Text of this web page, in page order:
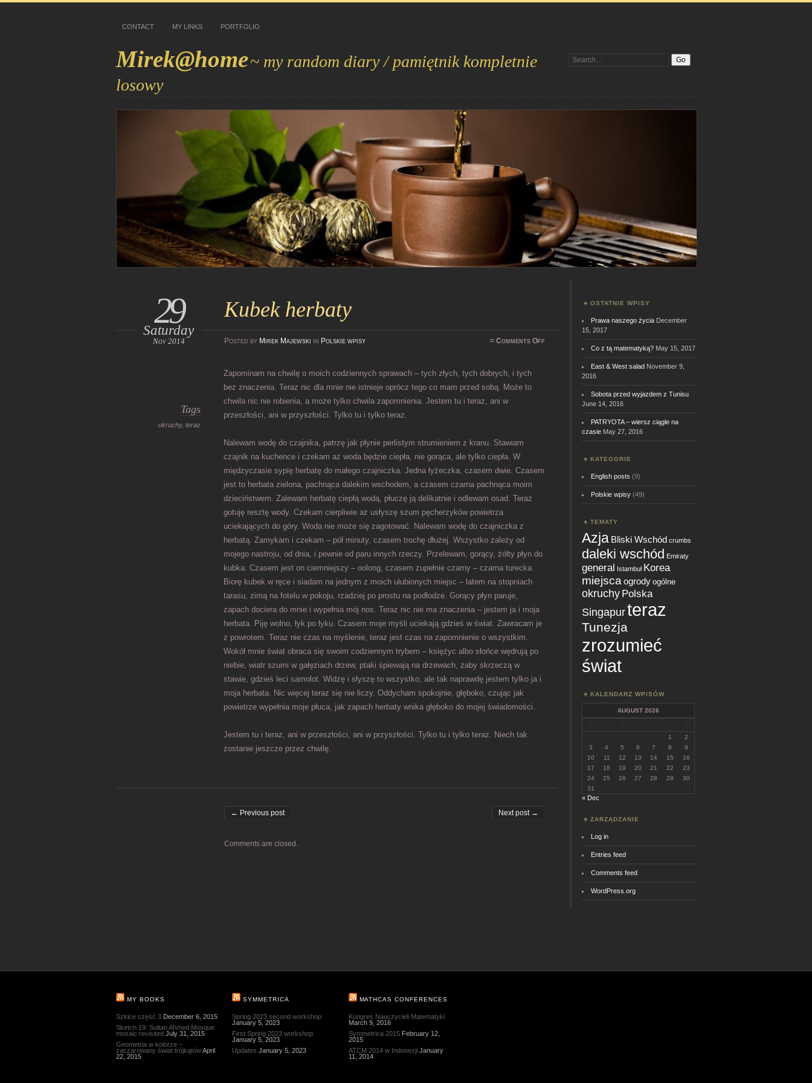
CONTACT MY LINKS PORTFOLIO
Mirek@home~ my random diary / pamiętnik kompletnie
losowy
Search:
Kubek herbaty
29
Saturday
Nov 2014 Posted by Mirek Majewski in Polskie wpisy ≈Comments Off
Tags
okruchy,teraz
Zapominam na chwilę o moich codziennych sprawach – tych złych, tych dobrych, i tych
bez znaczenia. Teraz nic dla mnie nie istnieje oprócz tego co mam przed sobą. Może to
chwila nic nie robienia, a może tylko chwila zapomnienia. Jestem tu i teraz, ani w
przeszłości, ani w przyszłości. Tylko tu i tylko teraz.
Nalewam wodę do czajnika, patrzę jak płynie perlistym strumieniem z kranu. Stawiam
czajnik na kuchence i czekam aż woda będzie ciepła, nie gorąca, ale tylko ciepła. W
międzyczasie sypię herbatę do małego czajniczka. Jedna łyżeczka, czasem dwie. Czasem
jest to herbata zielona, pachnąca dalekim wschodem, a czasem czarna pachnąca moim
dzieciństwem. Zalewam herbatę ciepłą wodą, płuczę ją delikatnie i odlewam osad. Teraz
gotuję resztę wody. Czekam cierpliwie aż usłyszę szum pęcherzyków powietrza
uciekających do góry. Woda nie może się zagotować. Nalewam wodę do czajniczka z
herbatą. Zamykam i czekam – pół minuty, czasem trochę dłużej. Wszystko zależy od
mojego nastroju, od dnia, i pewnie od paru innych rzeczy. Przelewam, gorący, żółty płyn do
kubka. Czasem jest on ciemniejszy – oolong, czasem zupełnie czarny – czarna turecka.
Biorę kubek w ręce i siadam na jednym z moich ulubionych miejsc – latem na stopniach
tarasu, zimą na fotelu w pokoju, rzadziej po prostu na podłodze. Gorący płyn paruje,
zapach dociera do mnie i wypełnia mój nos. Teraz nic nie ma znaczenia – jestem ja i moja
herbata. Piję wolno, łyk po łyku. Czasem moje myśli uciekają gdzieś w świat. Zawracam je
z powrotem. Teraz nie czas na myślenie, teraz jest czas na zapomnienie o wszystkim.
Wokół mnie świat obraca się swoim codziennym trybem – księżyc albo słońce wędrują po
niebie, wiatr szumi w gałęziach drzew, ptaki śpiewają na drzewach, żaby skrzeczą w
stawie, gdzieś leci samolot. Widzę i słyszę to wszystko, ale tak naprawdę jestem tylko ja i
moja herbata. Nic więcej teraz się nie liczy. Oddycham spokojnie, głęboko, czując jak
powietrze wypełnia moje płuca, jak zapach herbaty wnika głęboko do mojej świadomości.
Jestem tu i teraz, ani w przeszłości, ani w przyszłości. Tylko tu i tylko teraz. Niech tak
zostanie jeszcze przez chwilę.
Post navigation
← Previous post Next post →
Comments are closed.
OSTATNIE WPISY
Prawa naszego życia December
15, 2017
Co z tą matematyką? May 15, 2017
East & West salad November 9,
2016
Sobota przed wyjazdem z Tunisu
June 14, 2016
PATRYOTA – wiersz ciągle na
czasie May 27, 2016
KATEGORIE
English posts (9)
Polskie wpisy (49)
TEMATY
Azja Bliski Wschód crumbs
daleki wschód Emiraty
general Istambuł Korea
miejsca ogrody ogólne
okruchy Polska
Singapurteraz
Tunezja
zrozumieć
świat
KALENDARZ WPISÓW
AUGUST 2026
1
2
3
4 5 6 7 8
9
10
11 12 13 14 15
16
17
18 19 20 21 22
23
24
25 26 27 28 29
30
31
« Dec
ZARZĄDZANIE
Log in
Entries feed
Comments feed
WordPress.org
MY BOOKS
Szkice część 3 December 6, 2015
Sketch 19: Sultan Ahmed Mosque
mosaic revisited July 31, 2015
Geometria w kolorze –
zaczarowany świat trójkątówApril
22, 2015
SYMMETRICA
Spring 2023 second workshop
January 5, 2023
First Spring 2023 workshop
January 5, 2023
Updates January 5, 2023
MATHCAS CONFERENCES
Kongres Nauczycieli Matematyki
March 9, 2016
Symmetrica 2015 February 12,
2015
ATCM 2014 w Indonezji January
11, 2014